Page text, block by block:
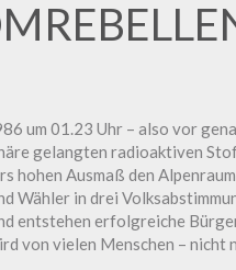
um 01.23 Uhr – also vor
gelangten radioaktiven
hohen Ausmaß den
Wähler in drei
entstehen erfolgreiche
von vielen Menschen – nicht